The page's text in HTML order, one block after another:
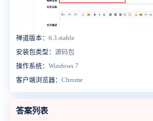
禅道版本： 6.3.stable
安装包类型： 源码包
操作系统： Windows 7
客户端浏览器： Chrome
答案列表